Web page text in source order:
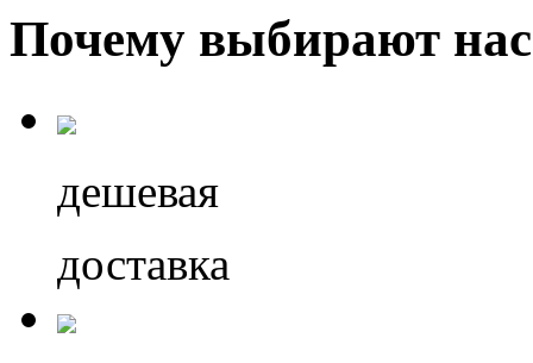
Почему выбирают нас
дешевая
доставка